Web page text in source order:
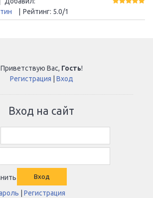
| Рейтинг: 5.0/1
Приветствую Вас, Гость!
Регистрация
Вход
Вход на сайт
Регистрация